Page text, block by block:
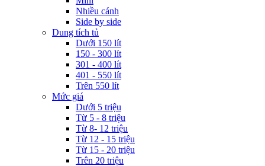
Nhiều cánh
Side by side
Dung tích tủ
Dưới 150 lít
150 - 300 lít
301 - 400 lít
401 - 550 lít
Trên 550 lít
Mức giá
Dưới 5 triệu
Từ 5 - 8 triệu
Từ 8- 12 triệu
Từ 12 - 15 triệu
Từ 15 - 20 triệu
Trên 20 triệu